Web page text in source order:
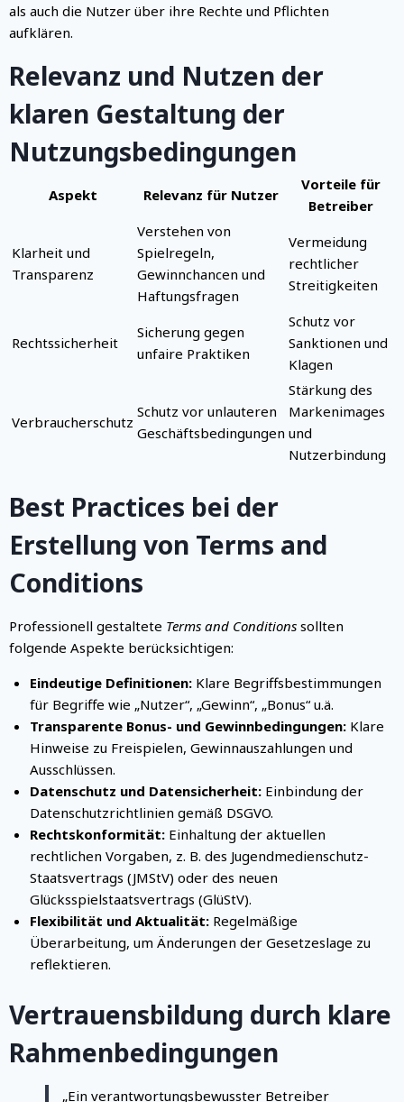
als auch die Nutzer über ihre Rechte und Pflichten
aufklären.
Relevanz und Nutzen der
klaren Gestaltung der
Nutzungsbedingungen
Aspekt Relevanz für Nutzer
Vorteile für
Betreiber
Klarheit und
Transparenz
Verstehen von
Spielregeln,
Gewinnchancen und
Haftungsfragen
Vermeidung
rechtlicher
Streitigkeiten
Rechtssicherheit
Sicherung gegen
unfaire Praktiken
Schutz vor
Sanktionen und
Klagen
Verbraucherschutz
Schutz vor unlauteren
Geschäftsbedingungen
Stärkung des
Markenimages
und
Nutzerbindung
Best Practices bei der
Erstellung von Terms and
Conditions
Professionell gestaltete Terms and Conditions sollten
folgende Aspekte berücksichtigen:
Eindeutige Definitionen:Klare Begriffsbestimmungen
für Begriffe wie „Nutzer“, „Gewinn“, „Bonus“ u.ä.
Transparente Bonus- und Gewinnbedingungen:Klare
Hinweise zu Freispielen, Gewinnauszahlungen und
Ausschlüssen.
Datenschutz und Datensicherheit:Einbindung der
Datenschutzrichtlinien gemäß DSGVO.
Rechtskonformität:Einhaltung der aktuellen
rechtlichen Vorgaben, z. B. des Jugendmedienschutz-
Staatsvertrags (JMStV) oder des neuen
Glücksspielstaatsvertrags (GlüStV).
Flexibilität und Aktualität:Regelmäßige
Überarbeitung, um Änderungen der Gesetzeslage zu
reflektieren.
Vertrauensbildung durch klare
Rahmenbedingungen
„Ein verantwortungsbewusster Betreiber